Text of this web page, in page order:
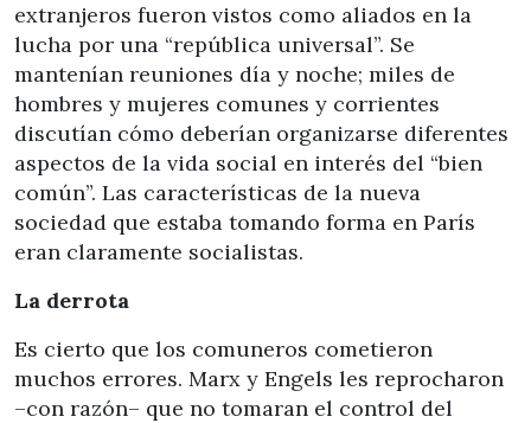
extranjeros fueron vistos como aliados en la
lucha por una “república universal”. Se
mantenían reuniones día y noche; miles de
hombres y mujeres comunes y corrientes
discutían cómo deberían organizarse diferentes
aspectos de la vida social en interés del “bien
común”. Las características de la nueva
sociedad que estaba tomando forma en París
eran claramente socialistas.
La derrota
Es cierto que los comuneros cometieron
muchos errores. Marx y Engels les reprocharon
–con razón– que no tomaran el control del